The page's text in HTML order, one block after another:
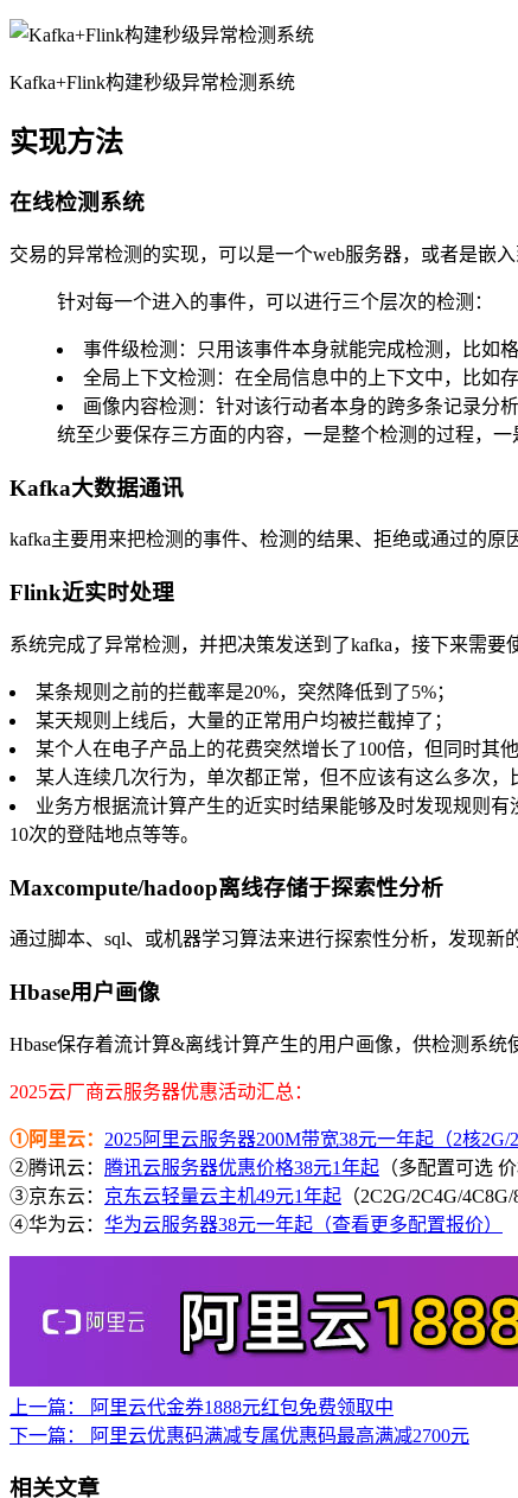
Kafka+Flink构建秒级异常检测系统
实现方法
在线检测系统
交易的异常检测的实现，可以是一个web服务器，或者是嵌
针对每一个进入的事件，可以进行三个层次的检测：
事件级检测：只用该事件本身就能完成检测，比如
全局上下文检测：在全局信息中的上下文中，比如
画像内容检测：针对该行动者本身的跨多条记录分
统至少要保存三方面的内容，一是整个检测的过程，
Kafka大数据通讯
kafka主要用来把检测的事件、检测的结果、拒绝或通过的原
Flink近实时处理
系统完成了异常检测，并把决策发送到了kafka，接下来需
某条规则之前的拦截率是20%，突然降低到了5%；
某天规则上线后，大量的正常用户均被拦截掉了；
某个人在电子产品上的花费突然增长了100倍，但同时其
某人连续几次行为，单次都正常，但不应该有这么多次，
业务方根据流计算产生的近实时结果能够及时发现规则
10次的登陆地点等等。
Maxcompute/hadoop离线存储于探索性分析
通过脚本、sql、或机器学习算法来进行探索性分析，发现
Hbase用户画像
Hbase保存着流计算&离线计算产生的用户画像，供检测系统
2025云厂商云服务器优惠活动汇总：
①阿里云： 2025阿里云服务器200M带宽38元一年起（2核2G/2
②腾讯云： 腾讯云服务器优惠价格38元1年起 （多配置可选
③京东云： 京东云轻量云主机49元1年起 （2C2G/2C4G/
④华为云： 华为云服务器38元一年起（查看更多配置报价）
上一篇：
阿里云代金券1888元红包免费领取中
下一篇：
阿里云优惠码满减专属优惠码最高满减2700元
相关文章